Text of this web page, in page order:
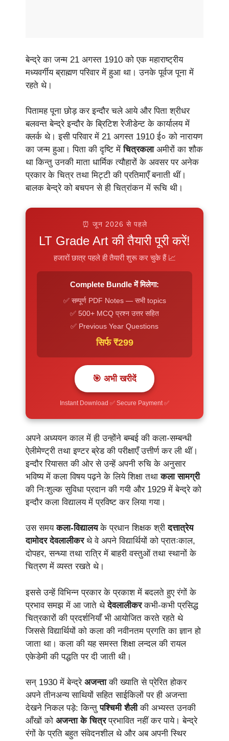
बेन्द्रे का जन्म 21 अगस्त 1910 को एक महाराष्ट्रीय
मध्यवर्गीय ब्राह्मण परिवार में हुआ था। उनके पूर्वज पूना में
रहते थे।
पितामह पूना छोड़ कर इन्दौर चले आये और पिता श्रीधर
बलवन्त बेन्द्रे इन्दौर के ब्रिटिश रेजीडेन्ट के कार्यालय में
क्लर्क थे। इसी परिवार में 21 अगस्त 1910 ई० को नारायण
का जन्म हुआ। पिता की दृष्टि मेंचित्रकलाअमीरों का शौक
था किन्तु उनकी माता धार्मिक त्यौहारों के अवसर पर अनेक
प्रकार के चित्र तथा मिट्टी की प्रतिमाएँ बनाती थीं।
बालक बेन्द्रे को बचपन से ही चित्रांकन में रूचि थी।
⏰ जून 2026 से पहले
LT Grade Art की तैयारी पूरी करें!
हजारों छात्र पहले ही तैयारी शुरू कर चुके हैं 📈
Complete Bundle में मिलेगा:
✅ सम्पूर्ण PDF Notes — सभी topics
✅ 500+ MCQ प्रश्न उत्तर सहित
✅ Previous Year Questions
सिर्फ ₹299
🎯 अभी खरीदें
Instant Download ✅ Secure Payment ✅
अपने अध्ययन काल में ही उन्होंने बम्बई की कला-सम्बन्धी
ऐलीमेण्ट्री तथा इण्टर ब्रेड की परीक्षाएँ उत्तीर्ण कर ली थीं।
इन्दौर रियासत की ओर से उन्हें अपनी रुचि के अनुसार
भविष्य में कला विषय पढ़ने के लिये शिक्षा तथाकला सामग्री
की निःशुल्क सुविधा प्रदान की गयी और 1929 में बेन्द्रे को
इन्दौर कला विद्यालय में प्रविष्ट कर लिया गया।
उस समयकला-विद्यालयके प्रधान शिक्षक श्रीदत्तात्रेय
दामोदर देवलालीकरथे वे अपने विद्यार्थियों को प्रातःकाल,
दोपहर, सन्ध्या तथा रात्रि में बाहरी वस्तुओं तथा स्थानों के
चित्रण में व्यस्त रखते थे।
इससे उन्हें विभिन्न प्रकार के प्रकाश में बदलते हुए रंगों के
प्रभाव समझ में आ जाते थेदेवलालीकरकभी-कभी प्रसिद्ध
चित्रकारों की प्रदर्शनियाँ भी आयोजित करते रहते थे
जिससे विद्यार्थियों को कला की नवीनतम प्रगति का ज्ञान हो
जाता था। कला की यह समस्त शिक्षा लन्दल की रायल
एकेडेमी की पद्धति पर दी जाती थी।
सन् 1930 में बेन्द्रे अजन्ताकी ख्याति से प्रेरित होकर
अपने तीनअन्य साथियों सहित साईकिलों पर ही अजन्ता
देखने निकल पड़े: किन्तुपश्चिमी शैलीकी अभ्यस्त उनकी
आँखों को अजन्ता के चित्रप्रभावित नहीं कर पाये। बेन्द्रे
रंगों के प्रति बहुत संवेदनशील थे और अब अपनी स्थिर